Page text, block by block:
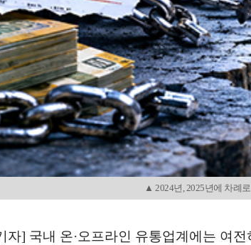
▲ 2024년, 2025년에 차례
자] 국내 온·오프라인 유통업계에는 여